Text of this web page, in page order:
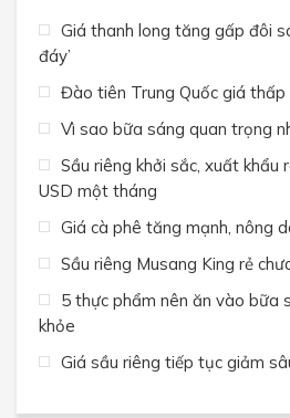
Giá thanh long tăng gấp đôi
đáy’
Đào tiên Trung Quốc giá thấp
Vì sao bữa sáng quan trọng
Sầu riêng khởi sắc, xuất
USD một tháng
Giá cà phê tăng mạnh, nông
Sầu riêng Musang King rẻ
5 thực phẩm nên ăn vào bữa
khỏe
Giá sầu riêng tiếp tục giảm